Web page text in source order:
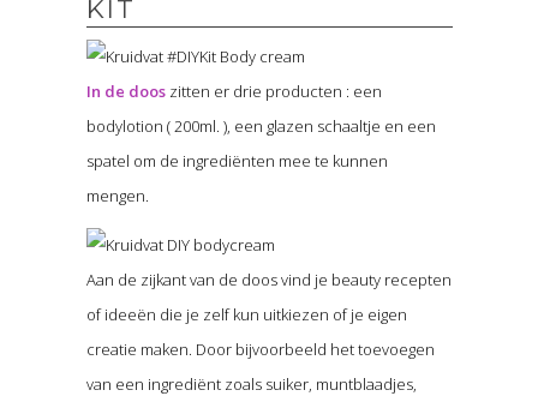
KIT
In de dooszitten er drie producten : een
bodylotion ( 200ml. ), een glazen schaaltje en een
spatel om de ingrediënten mee te kunnen
mengen.
Aan de zijkant van de doos vind je beauty recepten
of ideeën die je zelf kun uitkiezen of je eigen
creatie maken. Door bijvoorbeeld het toevoegen
van een ingrediënt zoals suiker, muntblaadjes,